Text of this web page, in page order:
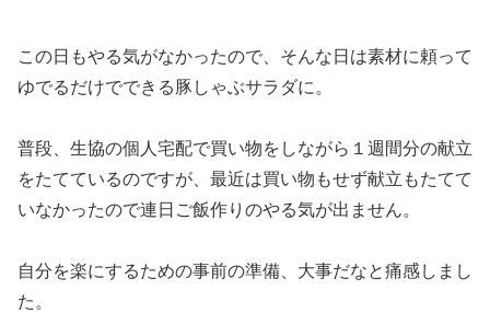
この日もやる気がなかったので、そんな日は素材に頼って
ゆでるだけでできる豚しゃぶサラダに。
普段、生協の個人宅配で買い物をしながら１週間分の献立
をたてているのですが、最近は買い物もせず献立もたてて
いなかったので連日ご飯作りのやる気が出ません。
自分を楽にするための事前の準備、大事だなと痛感しまし
た。